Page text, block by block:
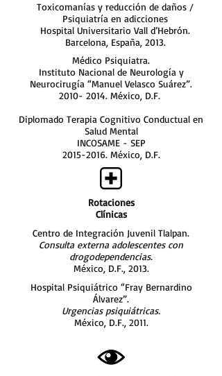
Toxicomanías y reducción de daños /
Psiquiatría en adicciones
Hospital Universitario Vall d’Hebrón.
Barcelona, España, 2013.
Médico Psiquiatra.
Instituto Nacional de Neurología y
Neurocirugía “Manuel Velasco Suárez”.
2010- 2014. México, D.F.
Diplomado Terapia Cognitivo Conductual en
Salud Mental
INCOSAME - SEP
2015-2016. México, D.F.
Rotaciones
Clínicas
Centro de Integración Juvenil Tlalpan.
Consulta externa adolescentes con
drogodependencias.
México, D.F., 2013.
Hospital Psiquiátrico “Fray Bernardino
Álvarez”.
Urgencias psiquiátricas.
México, D.F., 2011.